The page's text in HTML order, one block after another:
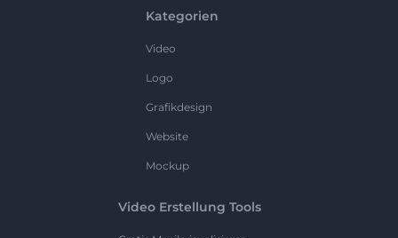
Kategorien
Video
Logo
Grafikdesign
Website
Mockup
Video Erstellung Tools